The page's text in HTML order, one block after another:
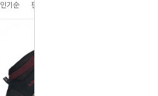
인기순 판매순